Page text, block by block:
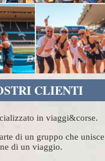
CLIENTI
in viaggi&corse.
di un gruppo che unisce
di un viaggio.